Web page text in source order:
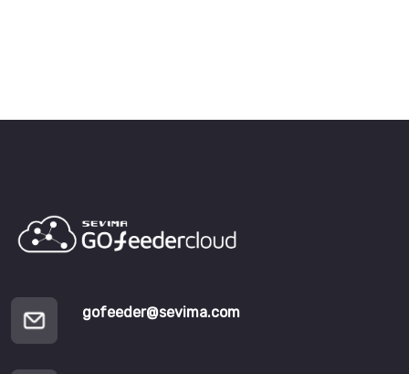
gofeeder@sevima.com